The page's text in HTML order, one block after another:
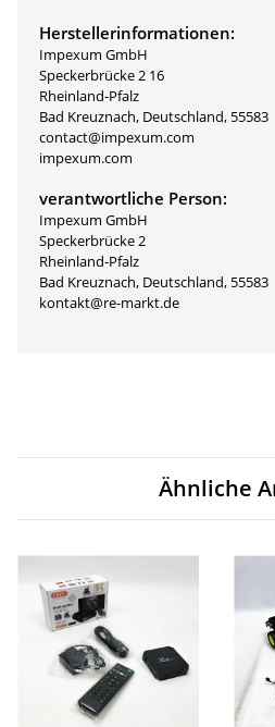
Herstellerinformationen:
Impexum GmbH
Speckerbrücke 2 16
Rheinland-Pfalz
Bad Kreuznach, Deutschland, 55583
contact@impexum.com
impexum.com
verantwortliche Person:
Impexum GmbH
Speckerbrücke 2
Rheinland-Pfalz
Bad Kreuznach, Deutschland, 55583
kontakt@re-markt.de
Ähnliche